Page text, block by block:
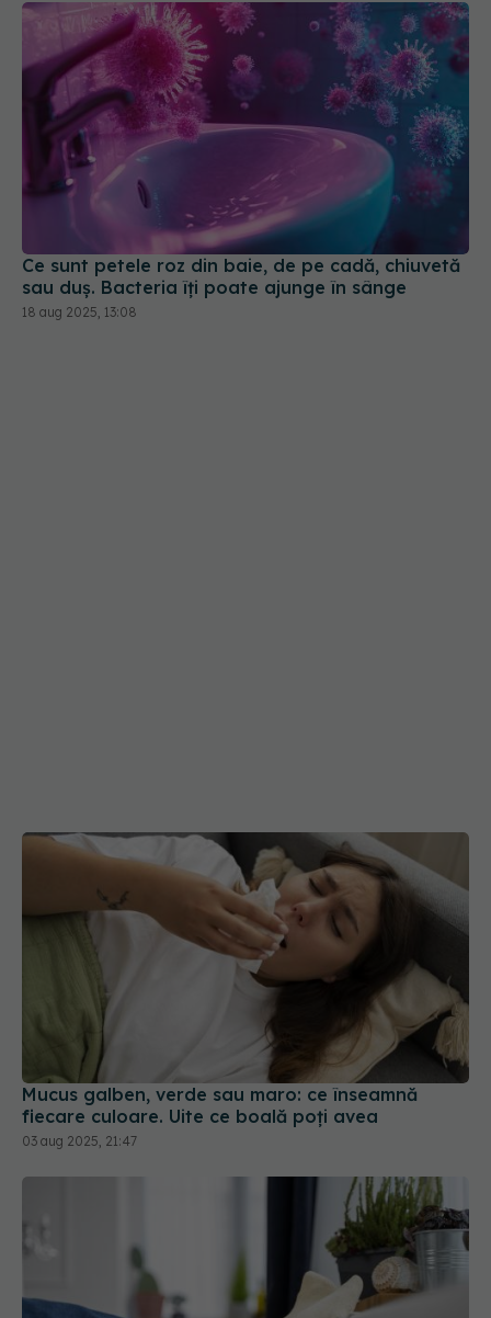
Ce sunt petele roz din baie, de pe cadă, chiuvetă
sau duș. Bacteria îți poate ajunge în sânge
18 aug 2025, 13:08
Mucus galben, verde sau maro: ce înseamnă
fiecare culoare. Uite ce boală poți avea
03 aug 2025, 21:47